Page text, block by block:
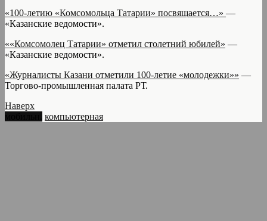
«100-летию «Комсомольца Татарии» посвящается…» —
«Казанские ведомости».
««Комсомолец Татарии» отметил столетний юбилей» —
«Казанские ведомости».
«Журналисты Казани отметили 100-летие «молодежки»» —
Торгово-промышленная палата РТ.
Наверх
компьютерная